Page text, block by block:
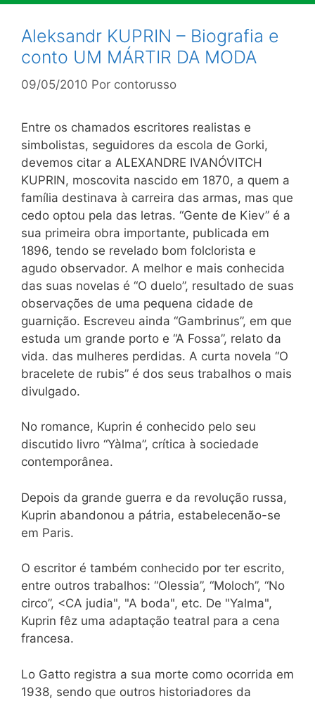
Aleksandr KUPRIN – Biografia e
conto UM MÁRTIR DA MODA
09/05/2010 Por contorusso
Entre os chamados escritores realistas e
simbolistas, seguidores da escola de Gorki,
devemos citar a ALEXANDRE IVANÓVITCH
KUPRIN, moscovita nascido em 1870, a quem a
família destinava à carreira das armas, mas que
cedo optou pela das letras. “Gente de Kiev” é a
sua primeira obra importante, publicada em
1896, tendo se revelado bom folclorista e
agudo observador. A melhor e mais conhecida
das suas novelas é “O duelo”, resultado de suas
observações de uma pequena cidade de
guarnição. Escreveu ainda “Gambrinus”, em que
estuda um grande porto e “A Fossa”, relato da
vida. das mulheres perdidas. A curta novela “O
bracelete de rubis” é dos seus trabalhos o mais
divulgado.
No romance, Kuprin é conhecido pelo seu
discutido livro “Yàlma”, crítica à sociedade
contemporânea.
Depois da grande guerra e da revolução russa,
Kuprin abandonou a pátria, estabelecenão-se
em Paris.
O escritor é também conhecido por ter escrito,
entre outros trabalhos: “Olessia”, “Moloch”, “No
circo”, <CA judia", "A boda", etc. De "Yalma",
Kuprin fêz uma adaptação teatral para a cena
francesa.
Lo Gatto registra a sua morte como ocorrida em
1938, sendo que outros historiadores da